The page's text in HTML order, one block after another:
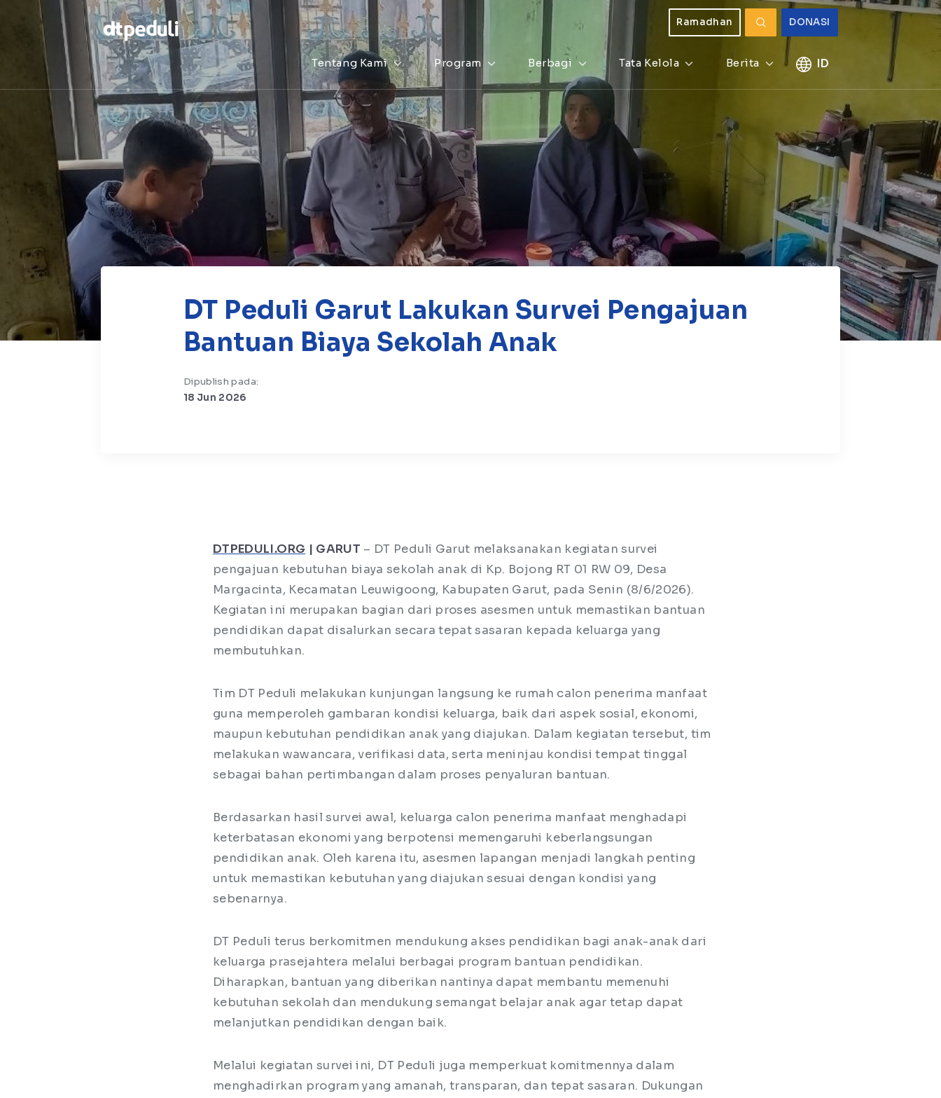
CARI
Temukan
berbagai
kebaikan
DONASI
Ramadhan
Tentang Kami Program Berbagi Tata Kelola Berita ID
DT Peduli Garut Lakukan Survei Pengajuan
Bantuan Biaya Sekolah Anak
Dipublish pada:
18 Jun 2026
DTPEDULI.ORG | GARUT – DT Peduli Garut melaksanakan kegiatan survei
pengajuan kebutuhan biaya sekolah anak di Kp. Bojong RT 01 RW 09, Desa
Margacinta, Kecamatan Leuwigoong, Kabupaten Garut, pada Senin (8/6/2026).
Kegiatan ini merupakan bagian dari proses asesmen untuk memastikan bantuan
pendidikan dapat disalurkan secara tepat sasaran kepada keluarga yang
membutuhkan.
Tim DT Peduli melakukan kunjungan langsung ke rumah calon penerima manfaat
guna memperoleh gambaran kondisi keluarga, baik dari aspek sosial, ekonomi,
maupun kebutuhan pendidikan anak yang diajukan. Dalam kegiatan tersebut, tim
melakukan wawancara, verifikasi data, serta meninjau kondisi tempat tinggal
sebagai bahan pertimbangan dalam proses penyaluran bantuan.
Berdasarkan hasil survei awal, keluarga calon penerima manfaat menghadapi
keterbatasan ekonomi yang berpotensi memengaruhi keberlangsungan
pendidikan anak. Oleh karena itu, asesmen lapangan menjadi langkah penting
untuk memastikan kebutuhan yang diajukan sesuai dengan kondisi yang
sebenarnya.
DT Peduli terus berkomitmen mendukung akses pendidikan bagi anak-anak dari
keluarga prasejahtera melalui berbagai program bantuan pendidikan.
Diharapkan, bantuan yang diberikan nantinya dapat membantu memenuhi
kebutuhan sekolah dan mendukung semangat belajar anak agar tetap dapat
melanjutkan pendidikan dengan baik.
Melalui kegiatan survei ini, DT Peduli juga memperkuat komitmennya dalam
menghadirkan program yang amanah, transparan, dan tepat sasaran. Dukungan